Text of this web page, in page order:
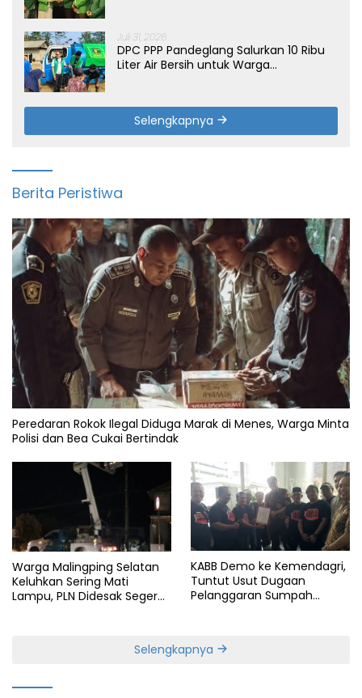
Juli 31, 2026
DPC PPP Pandeglang Salurkan 10 Ribu
Liter Air Bersih untuk Warga
Selengkapnya
Berita Peristiwa
Peredaran Rokok Ilegal Diduga Marak di Menes, Warga Minta
Polisi dan Bea Cukai Bertindak
Warga Malingping Selatan
Keluhkan Sering Mati
Lampu, PLN Didesak Segera
KABB Demo ke Kemendagri,
Tuntut Usut Dugaan
Pelanggaran Sumpah
Selengkapnya